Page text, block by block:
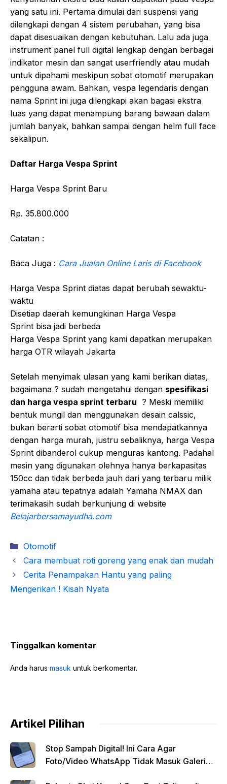
yang satu ini. Pertama dimulai dari suspensi yang
dilengkapi dengan 4 sistem perubahan, yang bisa
dapat disesuaikan dengan kebutuhan. Lalu ada juga
instrument panel full digital lengkap dengan berbagai
indikator mesin dan sangat userfriendly atau mudah
untuk dipahami meskipun sobat otomotif merupakan
pengguna awam. Bahkan, vespa legendaris dengan
nama Sprint ini juga dilengkapi akan bagasi ekstra
luas yang dapat menampung barang bawaan dalam
jumlah banyak, bahkan sampai dengan helm full face
sekalipun.
Daftar Harga Vespa Sprint
Harga Vespa Sprint Baru
Rp. 35.800.000
Catatan :
Baca Juga : Cara Jualan Online Laris di Facebook
Harga Vespa Sprint diatas dapat berubah sewaktu-
waktu
Disetiap daerah kemungkinan Harga Vespa
Sprint bisa jadi berbeda
Harga Vespa Sprint yang kami dapatkan merupakan
harga OTR wilayah Jakarta
Setelah menyimak ulasan yang kami berikan diatas,
bagaimana ? sudah mengetahui dengan spesifikasi
dan harga vespa sprint terbaru ? Meski memiliki
bentuk mungil dan menggunakan desain calssic,
bukan berarti sobat otomotif bisa mendapatkannya
dengan harga murah, justru sebaliknya, harga Vespa
Sprint dibanderol cukup menguras kantong. Padahal
mesin yang digunakan olehnya hanya berkapasitas
150cc dan tidak berbeda jauh dari yang terbaru milik
yamaha atau tepatnya adalah Yamaha NMAX dan
terimakasih sudah berkunjung di website
Belajarbersamayudha.com
Kategori
Otomotif
Cara membuat roti goreng yang enak dan mudah
Cerita Penampakan Hantu yang paling
Mengerikan ! Kisah Nyata
Tinggalkan komentar
Anda harus masuk untuk berkomentar.
Artikel Pilihan
Stop Sampah Digital! Ini Cara Agar
Foto/Video WhatsApp Tidak Masuk Galeri